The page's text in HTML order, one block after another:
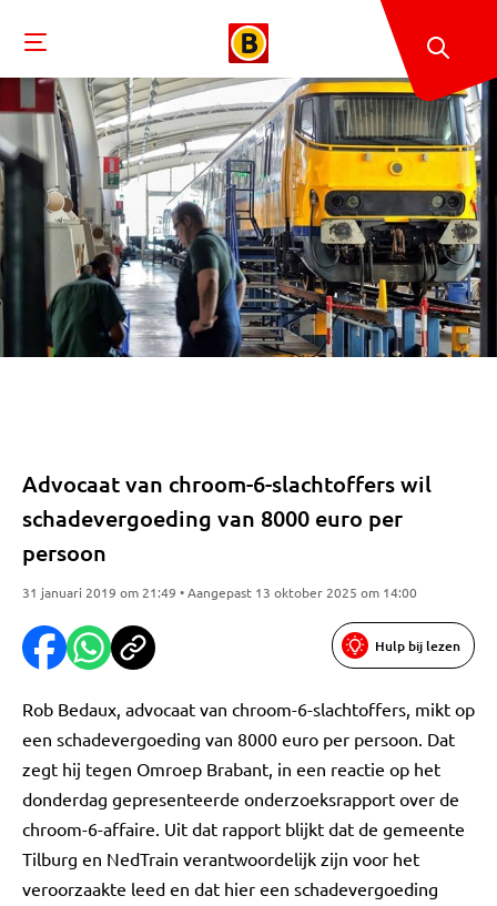
Advocaat van chroom-6-slachtoffers wil
schadevergoeding van 8000 euro per
persoon
31 januari 2019 om 21:49 • Aangepast 13 oktober 2025 om 14:00
Hulp bij lezen
Rob Bedaux, advocaat van chroom-6-slachtoffers, mikt op
een schadevergoeding van 8000 euro per persoon. Dat
zegt hij tegen Omroep Brabant, in een reactie op het
donderdag gepresenteerde onderzoeksrapport over de
chroom-6-affaire. Uit dat rapport blijkt dat de gemeente
Tilburg en NedTrain verantwoordelijk zijn voor het
veroorzaakte leed en dat hier een schadevergoeding